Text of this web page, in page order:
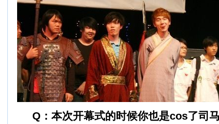
Q：本次开幕式的时候你也是cos了司马